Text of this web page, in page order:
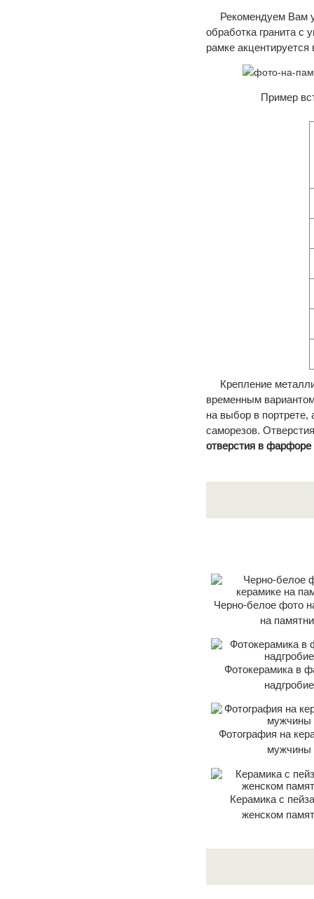
Рекомендуем Вам
обработка гранита с
рамке
Пример
Крепление
временным
на выбор в
саморезов.
отверстия в фарфоре
Черно-белое фото
на
Фотокерамика в
надгробие
Фотография на
мужчины
Керамика с
женском